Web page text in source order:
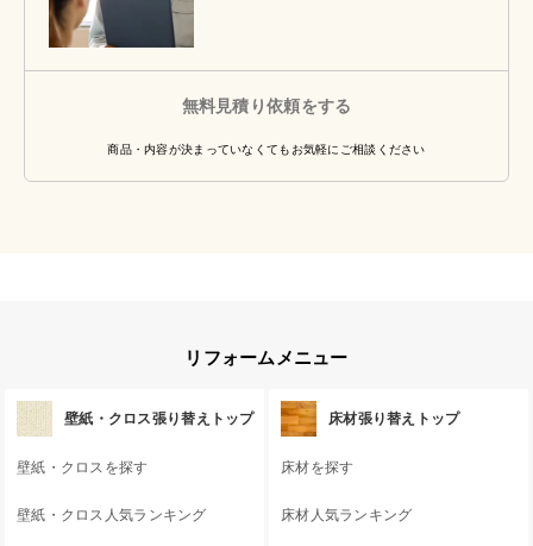
無料見積り依頼をする
商品・内容が決まっていなくてもお気軽にご相談ください
リフォームメニュー
壁紙・クロス張り替えトップ
壁紙・クロスを探す
壁紙・クロス人気ランキング
床材張り替えトップ
床材を探す
床材人気ランキング